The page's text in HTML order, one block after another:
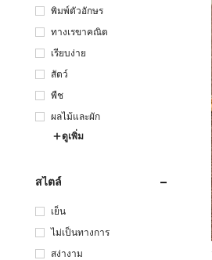
พิมพ์ตัวอักษร
ทางเรขาคณิต
เรียบง่าย
สัตว์
พืช
ผลไม้และผัก
ดูเพิ่ม
สไตล์
เย็น
ไม่เป็นทางการ
สง่างาม